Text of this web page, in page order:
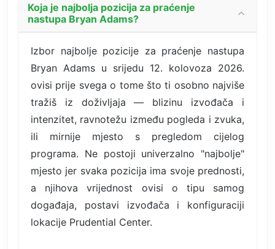
Koja je najbolja pozicija za praćenje
nastupa Bryan Adams?
Izbor najbolje pozicije za praćenje nastupa
Bryan Adams u srijedu 12. kolovoza 2026.
ovisi prije svega o tome što ti osobno najviše
tražiš iz doživljaja — blizinu izvođača i
intenzitet, ravnotežu između pogleda i zvuka,
ili mirnije mjesto s pregledom cijelog
programa. Ne postoji univerzalno "najbolje"
mjesto jer svaka pozicija ima svoje prednosti,
a njihova vrijednost ovisi o tipu samog
događaja, postavi izvođača i konfiguraciji
lokacije Prudential Center.